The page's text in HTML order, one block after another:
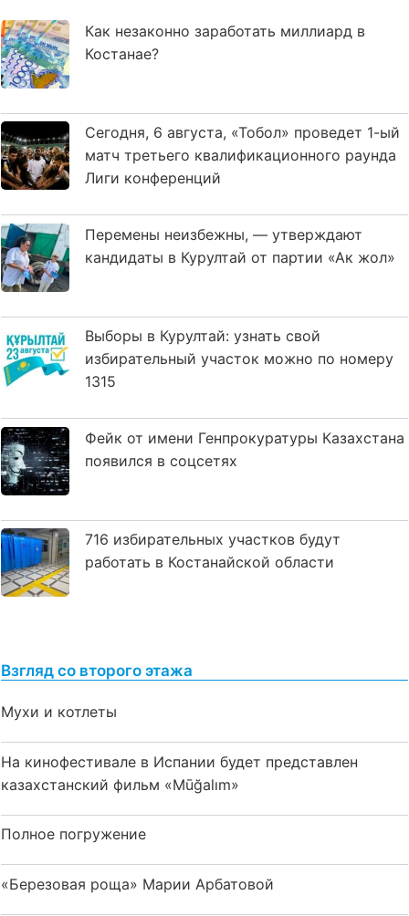
Как незаконно заработать миллиард в
Костанае?
Сегодня, 6 августа, «Тобол» проведет 1-ый
матч третьего квалификационного раунда
Лиги конференций
Перемены неизбежны, — утверждают
кандидаты в Курултай от партии «Ак жол»
Выборы в Курултай: узнать свой
избирательный участок можно по номеру
1315
Фейк от имени Генпрокуратуры Казахстана
появился в соцсетях
716 избирательных участков будут
работать в Костанайской области
Взгляд со второго этажа
Мухи и котлеты
На кинофестивале в Испании будет представлен
казахстанский фильм «Mūğalım»
Полное погружение
«Березовая роща» Марии Арбатовой